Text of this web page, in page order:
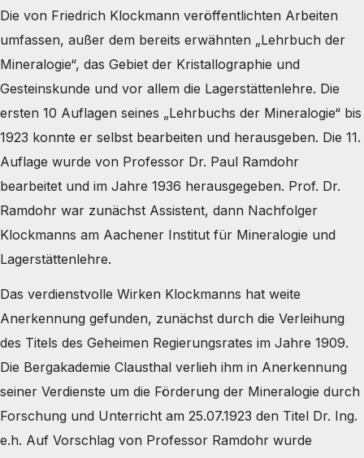
Die von Friedrich Klockmann veröffentlichten Arbeiten
umfassen, außer dem bereits erwähnten „Lehrbuch der
Mineralogie“, das Gebiet der Kristallographie und
Gesteinskunde und vor allem die Lagerstättenlehre. Die
ersten 10 Auflagen seines „Lehrbuchs der Mineralogie“ bis
1923 konnte er selbst bearbeiten und herausgeben. Die 11.
Auflage wurde von Professor Dr. Paul Ramdohr
bearbeitet und im Jahre 1936 herausgegeben. Prof. Dr.
Ramdohr war zunächst Assistent, dann Nachfolger
Klockmanns am Aachener Institut für Mineralogie und
Lagerstättenlehre.
Das verdienstvolle Wirken Klockmanns hat weite
Anerkennung gefunden, zunächst durch die Verleihung
des Titels des Geheimen Regierungsrates im Jahre 1909.
Die Bergakademie Clausthal verlieh ihm in Anerkennung
seiner Verdienste um die Förderung der Mineralogie durch
Forschung und Unterricht am 25.07.1923 den Titel Dr. Ing.
e.h. Auf Vorschlag von Professor Ramdohr wurde